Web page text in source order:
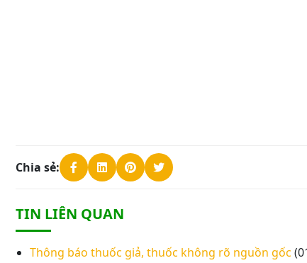
Chia sẻ:
TIN LIÊN QUAN
Thông báo thuốc giả, thuốc không rõ nguồn gốc